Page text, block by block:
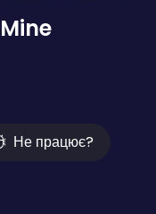
Не працює?